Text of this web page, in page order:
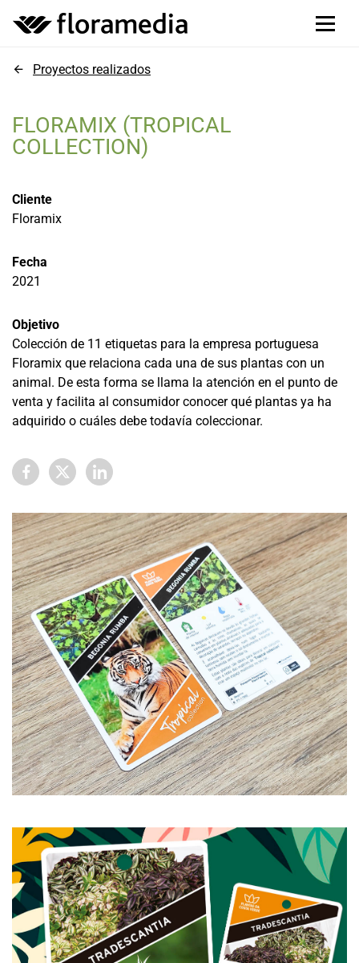
Proyectos realizados
FLORAMIX (TROPICAL
COLLECTION)
Cliente
Floramix
Fecha
2021
Objetivo
Colección de 11 etiquetas para la empresa portuguesa
Floramix que relaciona cada una de sus plantas con un
animal. De esta forma se llama la atención en el punto de
venta y facilita al consumidor conocer qué plantas ya ha
adquirido o cuáles debe todavía coleccionar.